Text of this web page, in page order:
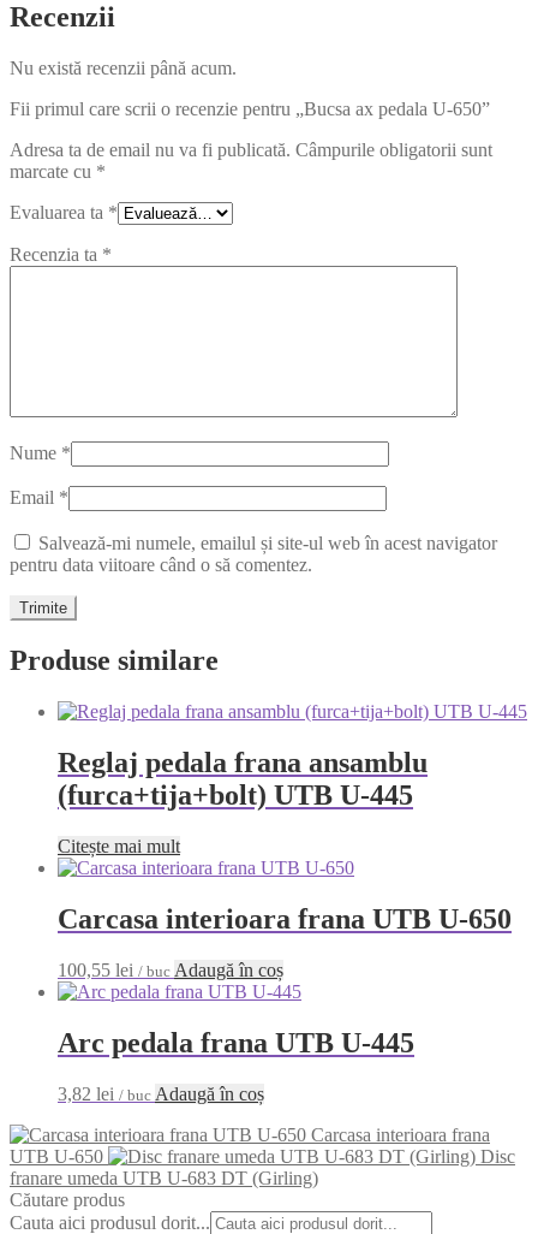
Recenzii
Nu există recenzii până acum.
Fii primul care scrii o recenzie pentru „Bucsa ax pedala U-650”
Adresa ta de email nu va fi publicată. Câmpurile obligatorii sunt
marcate cu *
Evaluarea ta *
Recenzia ta *
Nume *
Email *
Salvează-mi numele, emailul și site-ul web în acest navigator
pentru data viitoare când o să comentez.
Produse similare
Reglaj pedala frana ansamblu
(furca+tija+bolt) UTB U-445
Citește mai mult
Carcasa interioara frana UTB U-650
100,55 lei / buc Adaugă în coș
Arc pedala frana UTB U-445
3,82 lei / buc Adaugă în coș
Carcasa interioara frana
UTB U-650
Disc
franare umeda UTB U-683 DT (Girling)
Căutare produs
Cauta aici produsul dorit...